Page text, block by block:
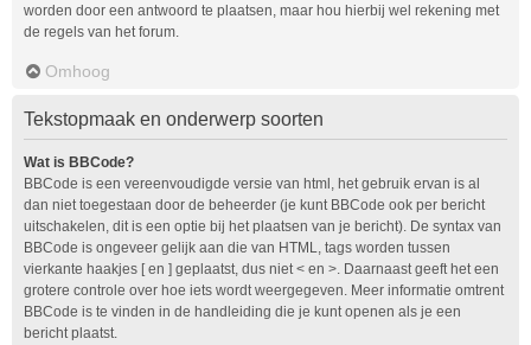
worden door een antwoord te plaatsen, maar hou hierbij wel rekening met
de regels van het forum.
Omhoog
Tekstopmaak en onderwerp soorten
Wat is BBCode?
BBCode is een vereenvoudigde versie van html, het gebruik ervan is al
dan niet toegestaan door de beheerder (je kunt BBCode ook per bericht
uitschakelen, dit is een optie bij het plaatsen van je bericht). De syntax van
BBCode is ongeveer gelijk aan die van HTML, tags worden tussen
vierkante haakjes [ en ] geplaatst, dus niet < en >. Daarnaast geeft het een
grotere controle over hoe iets wordt weergegeven. Meer informatie omtrent
BBCode is te vinden in de handleiding die je kunt openen als je een
bericht plaatst.